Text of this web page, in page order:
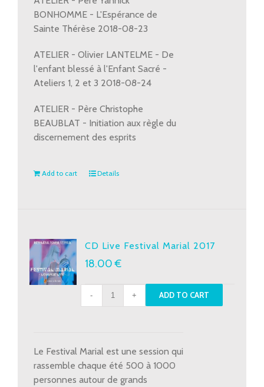
BONHOMME - L'Espérance de
Sainte Thérèse 2018-08-23
ATELIER - Olivier LANTELME - De
l'enfant blessé à l'Enfant Sacré -
Ateliers 1, 2 et 3 2018-08-24
ATELIER - Père Christophe
BEAUBLAT - Initiation aux règle du
discernement des esprits
Add to cart Details
CD Live Festival Marial 2017
18.00€
CD
Live
2017
quantity
ADD TO CART
Le Festival Marial est une session qui
rassemble chaque été 500 à 1000
personnes autour de grands